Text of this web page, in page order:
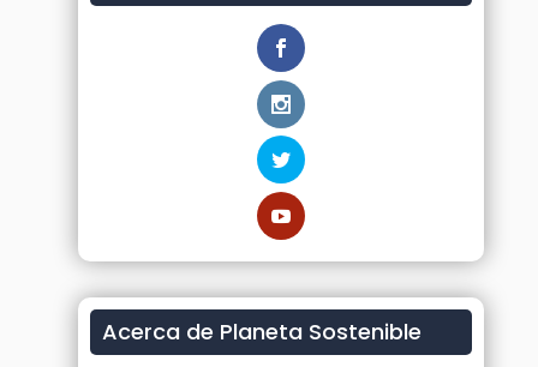
Acerca de Planeta Sostenible